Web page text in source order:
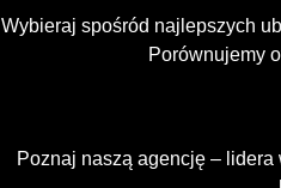
Wybieraj spośród najlepszych
Porównujemy
Poznaj naszą agencję –